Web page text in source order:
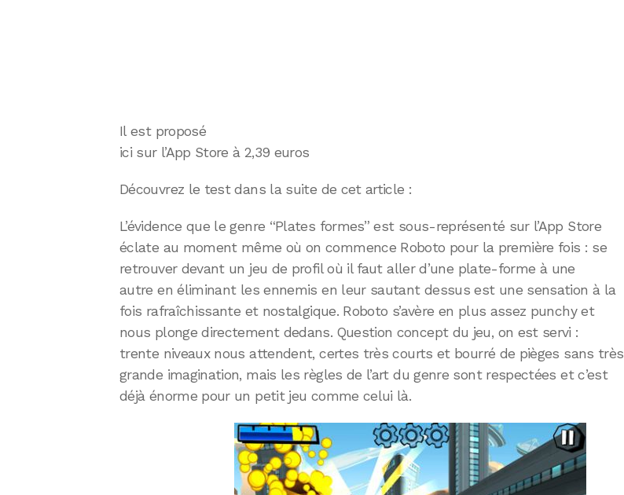
Il est proposé
ici sur l’App Store à 2,39 euros
Découvrez le test dans la suite de cet article :
L’évidence que le genre “Plates formes” est sous-représenté sur l’App Store
éclate au moment même où on commence Roboto pour la première fois : se
retrouver devant un jeu de profil où il faut aller d’une plate-forme à une
autre en éliminant les ennemis en leur sautant dessus est une sensation à la
fois rafraîchissante et nostalgique. Roboto s’avère en plus assez punchy et
nous plonge directement dedans. Question concept du jeu, on est servi :
trente niveaux nous attendent, certes très courts et bourré de pièges sans très
grande imagination, mais les règles de l’art du genre sont respectées et c’est
déjà énorme pour un petit jeu comme celui là.